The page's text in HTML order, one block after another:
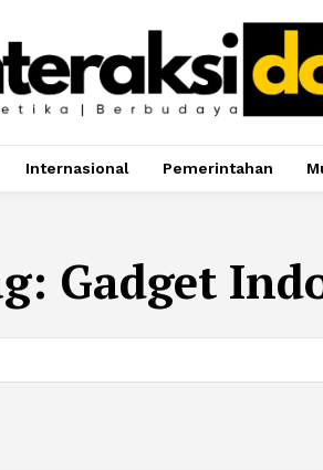
Internasional Pemerintahan
Gadget